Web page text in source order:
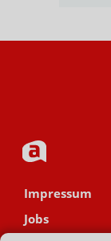
Impressum
Jobs